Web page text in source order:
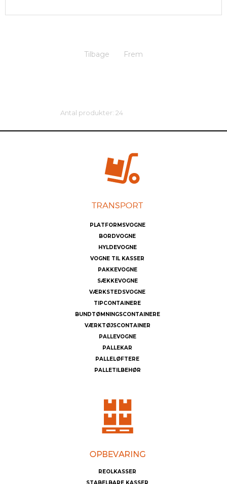
Tilbage Frem
Antal produkter: 24
PLATFORMSVOGNE
BORDVOGNE
HYLDEVOGNE
VOGNE TIL KASSER
PAKKEVOGNE
SÆKKEVOGNE
VÆRKSTEDSVOGNE
TIPCONTAINERE
BUNDTØMNINGSCONTAINERE
VÆRKTØJSCONTAINER
PALLEVOGNE
PALLEKAR
PALLELØFTERE
PALLETILBEHØR
REOLKASSER
STABELBARE KASSER